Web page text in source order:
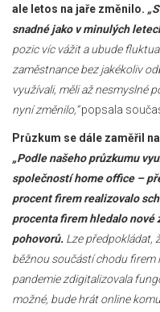
ale letos na jaře změnilo.
snadné jako v minulých
pozic víc vážit a ubude
zaměstnance bez jakékoliv
využívali, měli až nesmyslné
nyní změnilo,“popsala
Průzkum se dále zaměřil
„Podle našeho průzkumu
společností home office –
procent firem realizovalo
procenta firem hledalo
pohovorů. Lze předpokládat,
běžnou součástí chodu firem
pandemie zdigitalizovala
možné, bude hrát online